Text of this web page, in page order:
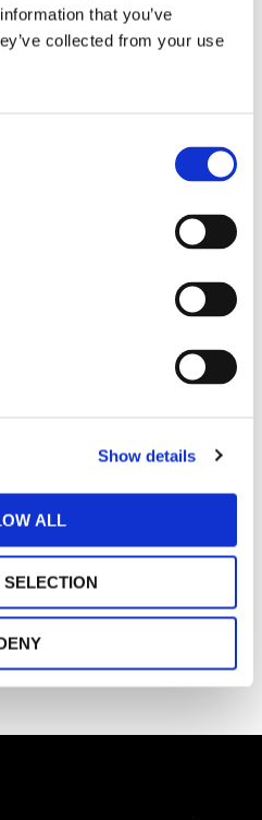
that you’ve
collected from your use
Show details
ALL